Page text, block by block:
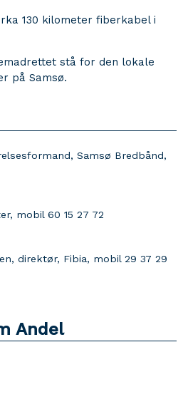
130 kilometer fiberkabel i
stå for den lokale
på Samsø.
Samsø Bredbånd,
mobil 60 15 27 72
direktør, Fibia, mobil 29 37 29
Andel